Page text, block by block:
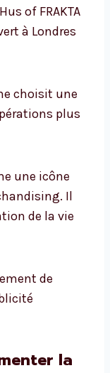
of FRAKTA
à Londres
choisit une
plus
une icône
Il
de la vie
de
la